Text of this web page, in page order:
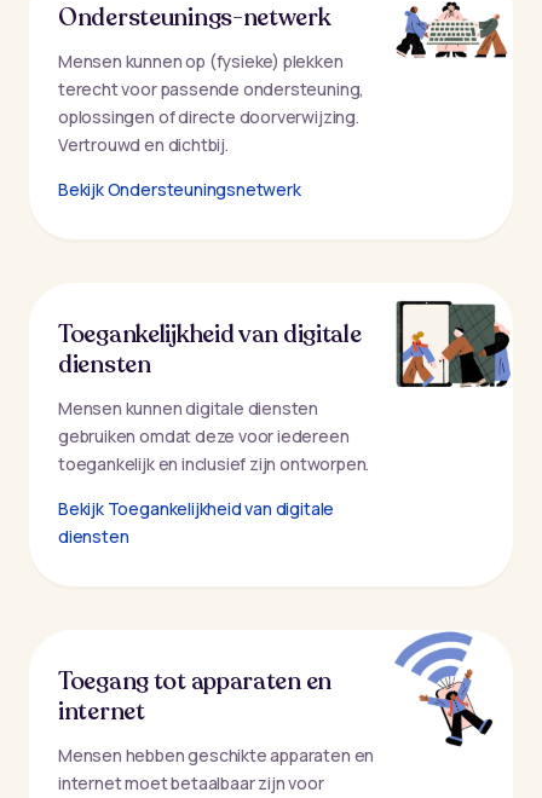
Ondersteunings-netwerk
Mensen kunnen op (fysieke) plekken
terecht voor passende ondersteuning,
oplossingen of directe doorverwijzing.
Vertrouwd en dichtbij.
Bekijk Ondersteuningsnetwerk
Toegankelijkheid van digitale
diensten
Mensen kunnen digitale diensten
gebruiken omdat deze voor iedereen
toegankelijk en inclusief zijn ontworpen.
Bekijk Toegankelijkheid van digitale
diensten
Toegang tot apparaten en
internet
Mensen hebben geschikte apparaten en
internet moet betaalbaar zijn voor